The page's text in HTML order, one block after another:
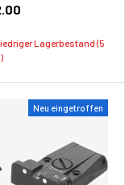
Lagerbestand (5
Neu eingetroffen